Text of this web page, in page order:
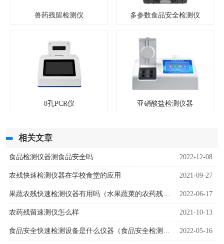
兽药残留检测仪 多参数食品安全检测仪
8孔PCR仪 亚硝酸盐检测仪器
相关文章
食品检测仪器测食品安全吗 2022-12-08
农残快速检测仪器在学校食堂的应用 2021-09-27
果蔬农残快速检测仪器有用吗（水果蔬菜的农药残留检测） 2022-06-17
农药残留速测仪怎么样 2021-10-13
食品安全快速检测设备是什么仪器（食品安全检测设备用途） 2022-05-16